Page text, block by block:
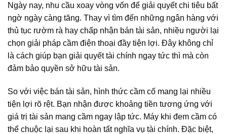
Ngày nay, nhu cầu xoay vòng vốn để giải quyết chi tiêu bất
ngờ ngày càng tăng. Thay vì tìm đến những ngân hàng với
thủ tục rườm rà hay chấp nhận bán tài sản, nhiều người lại
chọn giải pháp cầm điện thoại đầy tiện lợi. Đây không chỉ
là cách giúp bạn giải quyết tài chính ngay tức thì mà còn
đảm bảo quyền sở hữu tài sản.
So với việc bán tài sản, hình thức cầm cố mang lại nhiều
tiện lợi rõ rệt. Bạn nhận được khoảng tiền tương ứng với
giá trị tài sản mang cầm ngay lập tức. Máy khi đem cầm có
thể chuộc lại sau khi hoàn tất nghĩa vụ tài chính. Đặc biệt,